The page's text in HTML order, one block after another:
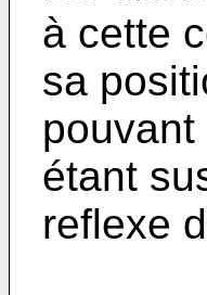
à cette
sa
étant
reflexe